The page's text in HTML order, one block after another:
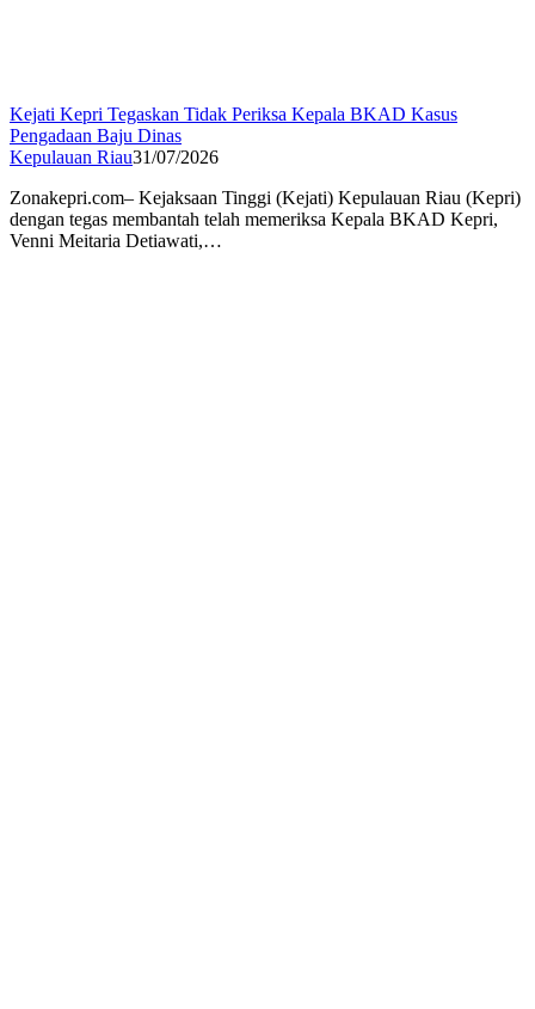
Kejati Kepri Tegaskan Tidak Periksa Kepala BKAD Kasus
Pengadaan Baju Dinas
Kepulauan Riau31/07/2026
Zonakepri.com– Kejaksaan Tinggi (Kejati) Kepulauan Riau (Kepri)
dengan tegas membantah telah memeriksa Kepala BKAD Kepri,
Venni Meitaria Detiawati,…